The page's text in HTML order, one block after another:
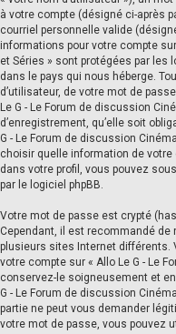
à votre compte (désigné ci-après
courriel personnelle valide
informations pour votre compte
et Séries » sont protégées par les
dans le pays qui nous héberge.
d’utilisateur, de votre mot de
Le G - Le Forum de discussion
d’enregistrement, qu’elle soit
G - Le Forum de discussion
choisir quelle information de votre
dans votre profil, vous pouvez
par le logiciel phpBB.
Votre mot de passe est crypté
Cependant, il est recommandé
plusieurs sites Internet différents.
votre compte sur « Allo Le G - Le
conservez-le soigneusement et
G - Le Forum de discussion
partie ne peut vous demander
votre mot de passe, vous pouvez